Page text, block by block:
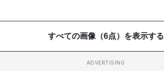
すべての画像（6点）を表示する
ADVERTISING